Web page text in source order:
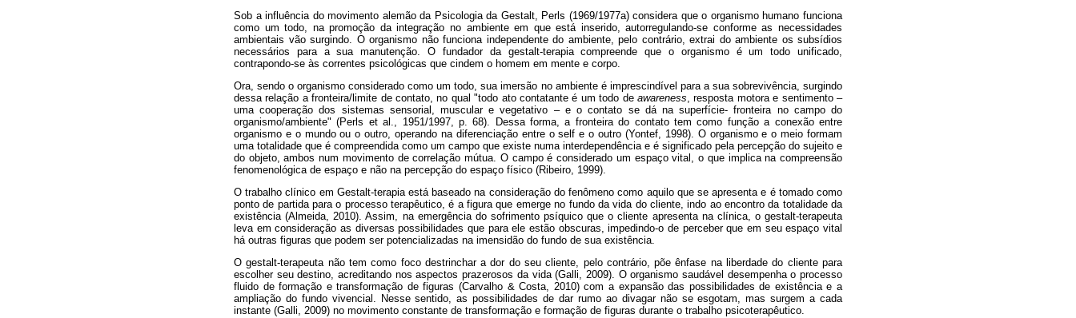
Sob a influência do movimento alemão da Psicologia da Gestalt, Perls (1969/1977a) considera que o organismo humano funciona
como um todo, na promoção da integração no ambiente em que está inserido, autorregulando-se conforme as necessidades
ambientais vão surgindo. O organismo não funciona independente do ambiente, pelo contrário, extrai do ambiente os subsídios
necessários para a sua manutenção. O fundador da gestalt-terapia compreende que o organismo é um todo unificado,
contrapondo-se às correntes psicológicas que cindem o homem em mente e corpo.
Ora, sendo o organismo considerado como um todo, sua imersão no ambiente é imprescindível para a sua sobrevivência, surgindo
dessa relação a fronteira/limite de contato, no qual "todo ato contatante é um todo de awareness , resposta motora e sentimento –
uma cooperação dos sistemas sensorial, muscular e vegetativo – e o contato se dá na superfície- fronteira no campo do
organismo/ambiente" (Perls et al., 1951/1997, p. 68). Dessa forma, a fronteira do contato tem como função a conexão entre
organismo e o mundo ou o outro, operando na diferenciação entre o self e o outro (Yontef, 1998). O organismo e o meio formam
uma totalidade que é compreendida como um campo que existe numa interdependência e é significado pela percepção do sujeito e
do objeto, ambos num movimento de correlação mútua. O campo é considerado um espaço vital, o que implica na compreensão
fenomenológica de espaço e não na percepção do espaço físico (Ribeiro, 1999).
O trabalho clínico em Gestalt-terapia está baseado na consideração do fenômeno como aquilo que se apresenta e é tomado como
ponto de partida para o processo terapêutico, é a figura que emerge no fundo da vida do cliente, indo ao encontro da totalidade da
existência (Almeida, 2010). Assim, na emergência do sofrimento psíquico que o cliente apresenta na clínica, o gestalt-terapeuta
leva em consideração as diversas possibilidades que para ele estão obscuras, impedindo-o de perceber que em seu espaço vital
há outras figuras que podem ser potencializadas na imensidão do fundo de sua existência.
O gestalt-terapeuta não tem como foco destrinchar a dor do seu cliente, pelo contrário, põe ênfase na liberdade do cliente para
escolher seu destino, acreditando nos aspectos prazerosos da vida (Galli, 2009). O organismo saudável desempenha o processo
fluido de formação e transformação de figuras (Carvalho & Costa, 2010) com a expansão das possibilidades de existência e a
ampliação do fundo vivencial. Nesse sentido, as possibilidades de dar rumo ao divagar não se esgotam, mas surgem a cada
instante (Galli, 2009) no movimento constante de transformação e formação de figuras durante o trabalho psicoterapêutico.